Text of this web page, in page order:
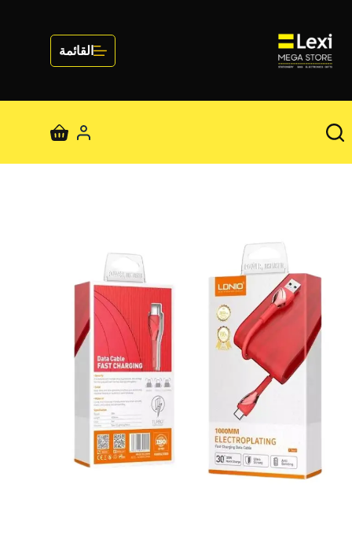
المحتوى
القائمة
عربة